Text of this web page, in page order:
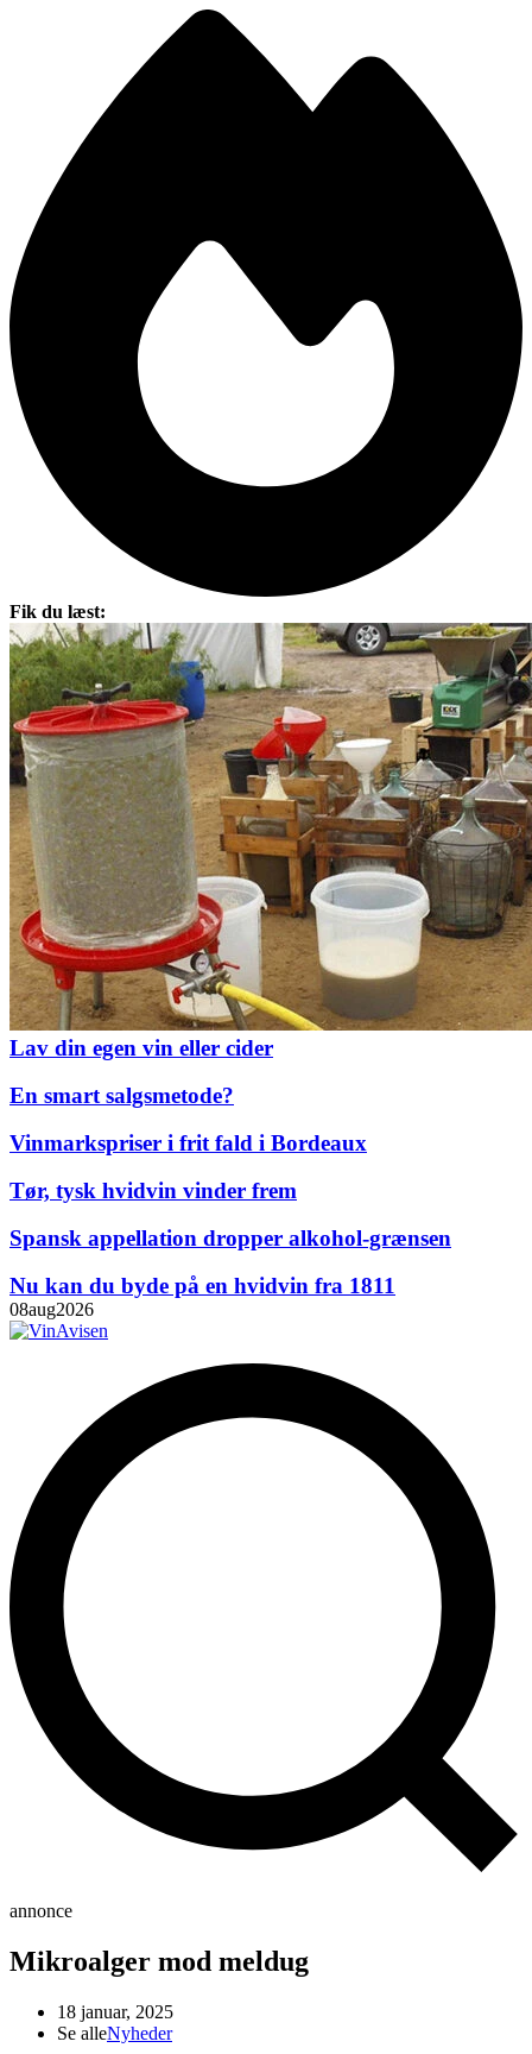
Fik du læst:
Lav din egen vin eller cider
En smart salgsmetode?
Vinmarkspriser i frit fald i Bordeaux
Tør, tysk hvidvin vinder frem
Spansk appellation dropper alkohol-grænsen
Nu kan du byde på en hvidvin fra 1811
08aug2026
annonce
Mikroalger mod meldug
18 januar, 2025
Se alleNyheder